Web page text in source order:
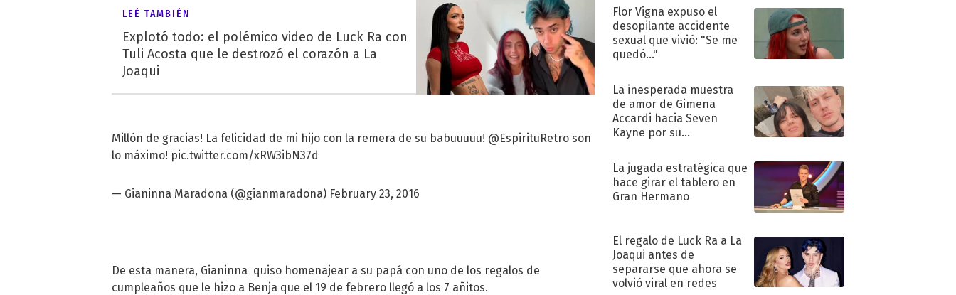
LEÉ TAMBIÉN
Explotó todo: el polémico video de Luck Ra con
Tuli Acosta que le destrozó el corazón a La
Joaqui
Millón de gracias! La felicidad de mi hijo con la remera de su babuuuuu! @EspirituRetro son
lo máximo! pic.twitter.com/xRW3ibN37d
— Gianinna Maradona (@gianmaradona) February 23, 2016
De esta manera, Gianinna quiso homenajear a su papá con uno de los regalos de
cumpleaños que le hizo a Benja que el 19 de febrero llegó a los 7 añitos.
Flor Vigna expuso el
desopilante accidente
sexual que vivió: "Se me
quedó..."
La inesperada muestra
de amor de Gimena
Accardi hacia Seven
Kayne por su
La jugada estratégica que
hace girar el tablero en
Gran Hermano
El regalo de Luck Ra a La
Joaqui antes de
separarse que ahora se
volvió viral en redes